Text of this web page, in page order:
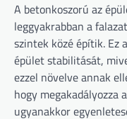
A betonkoszorú az
leggyakrabban a
szintek közé építik. Ez
épület stabilitását,
ezzel növelve annak
hogy megakadályozza
ugyanakkor